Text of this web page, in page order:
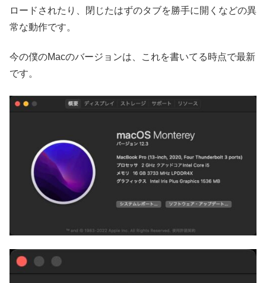
ロードされたり、閉じたはずのタブを勝手に開くなどの異
常な動作です。
今の僕のMacのバージョンは、これを書いてる時点で最新
です。